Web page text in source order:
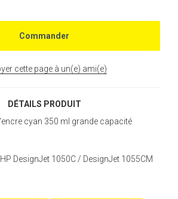
cette page à un(e) ami(e)
DÉTAILS PRODUIT
cyan 350 ml grande capacité
DesignJet 1050C / DesignJet 1055CM